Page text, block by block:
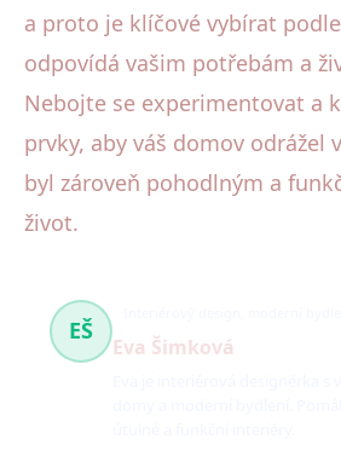
a proto je klíčové vybírat
odpovídá vašim potřebám a
Nebojte se experimentovat a
prvky, aby váš domov odrážel
byl zároveň pohodlným a
život.
EŠ
Eva Šimková